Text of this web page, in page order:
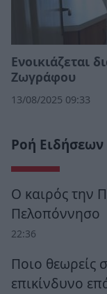
Ενοικιάζεται
Ζωγράφου
13/08/2025 09:33
Ροή Ειδήσεων
Ο καιρός την
Πελοπόννησο
22:36
Ποιο θεωρείς
επικίνδυνο